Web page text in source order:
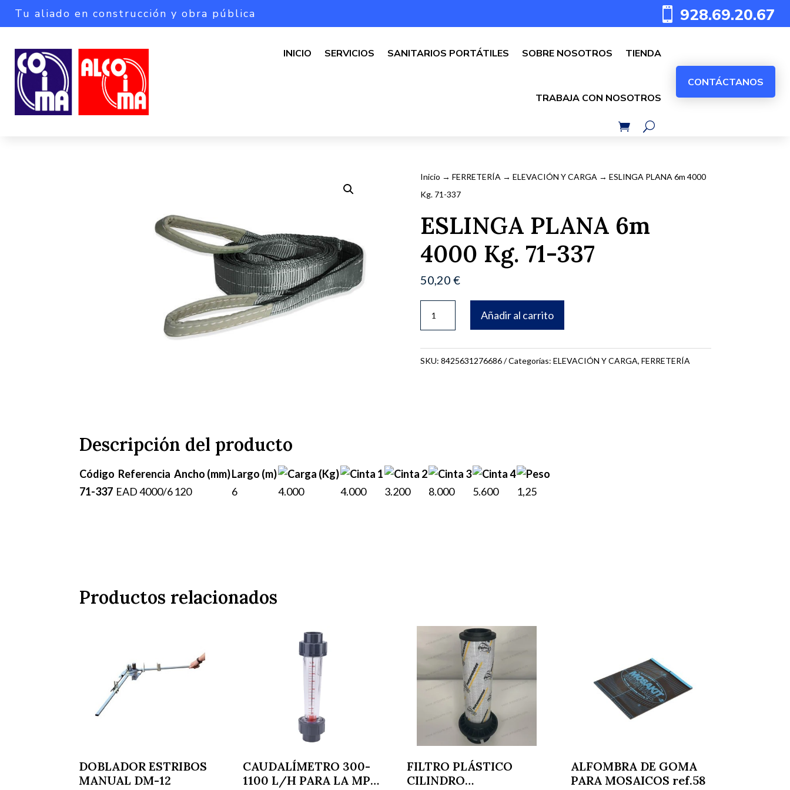
Tu aliado en construcción y obra pública  928.69.20.67
INICIO SERVICIOS SANITARIOS PORTÁTILES SOBRE NOSOTROS TIENDA
TRABAJA CON NOSOTROS
CONTÁCTANOS
Inicio → FERRETERÍA → ELEVACIÓN Y CARGA → ESLINGA PLANA 6m 4000
Kg. 71-337
ESLINGA PLANA 6m
4000 Kg. 71-337
50,20 €
4000
Añadir al carrito
SKU: 8425631276686 Categorías: ELEVACIÓN Y CARGA, FERRETERÍA
Descripción del producto
Código Referencia Ancho (mm)Largo (m)
71-337 EAD 4000/6120 6 4.000 4.000 3.200 8.000 5.600 1,25
Productos relacionados
DOBLADOR ESTRIBOS
MANUAL DM-12
CAUDALÍMETRO 300-
1100 L/H PARA LA MP-
FILTRO PLÁSTICO
CILINDRO
ALFOMBRA DE GOMA
PARA MOSAICOS ref.58